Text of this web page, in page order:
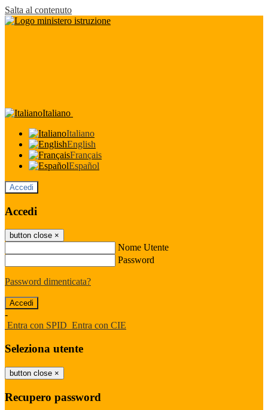
Salta al contenuto
Italiano
Italiano
English
Français
Español
Accedi
Accedi
button close ×
Nome Utente
Password
Password dimenticata?
-
Entra con SPID Entra con CIE
Seleziona utente
button close ×
Recupero password